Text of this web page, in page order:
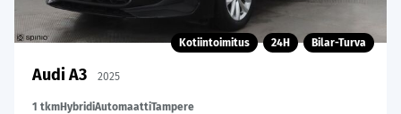
Kotiintoimitus 24H Bilar-Turva
Audi A3 2025
1 tkmHybridiAutomaattiTampere